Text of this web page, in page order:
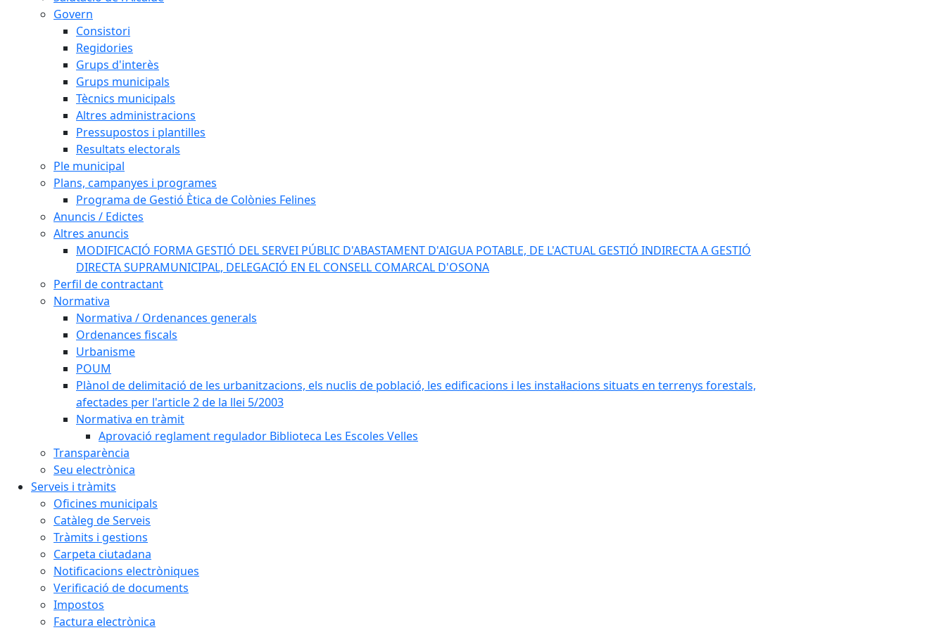
Govern
Consistori
Regidories
Grups d'interès
Grups municipals
Tècnics municipals
Altres administracions
Pressupostos i plantilles
Resultats electorals
Ple municipal
Plans, campanyes i programes
Programa de Gestió Ètica de Colònies Felines
Anuncis / Edictes
Altres anuncis
MODIFICACIÓ FORMA GESTIÓ DEL SERVEI PÚBLIC D'ABASTAMENT D'AIGUA POTABLE, DE L'ACTUAL GESTIÓ INDIRECTA A GESTIÓ
DIRECTA SUPRAMUNICIPAL, DELEGACIÓ EN EL CONSELL COMARCAL D'OSONA
Perfil de contractant
Normativa
Normativa / Ordenances generals
Ordenances fiscals
Urbanisme
POUM
Plànol de delimitació de les urbanitzacions, els nuclis de població, les edificacions i les instal·lacions situats en terrenys forestals,
afectades per l'article 2 de la llei 5/2003
Normativa en tràmit
Aprovació reglament regulador Biblioteca Les Escoles Velles
Transparència
Seu electrònica
Serveis i tràmits
Oficines municipals
Catàleg de Serveis
Tràmits i gestions
Carpeta ciutadana
Notificacions electròniques
Verificació de documents
Impostos
Factura electrònica